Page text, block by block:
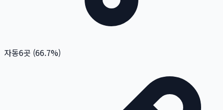
자동6곳 (66.7%)